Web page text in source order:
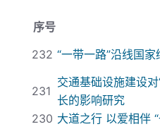
序号
232 “一带一路”沿线国
231
交通基础设施建设对
长的影响研究
230 大道之行 以爱相伴 “